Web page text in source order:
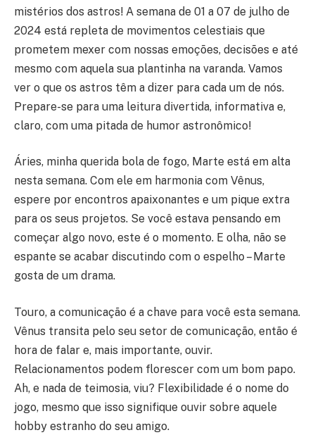
mistérios dos astros! A semana de 01 a 07 de julho de
2024 está repleta de movimentos celestiais que
prometem mexer com nossas emoções, decisões e até
mesmo com aquela sua plantinha na varanda. Vamos
ver o que os astros têm a dizer para cada um de nós.
Prepare-se para uma leitura divertida, informativa e,
claro, com uma pitada de humor astronômico!
Áries, minha querida bola de fogo, Marte está em alta
nesta semana. Com ele em harmonia com Vênus,
espere por encontros apaixonantes e um pique extra
para os seus projetos. Se você estava pensando em
começar algo novo, este é o momento. E olha, não se
espante se acabar discutindo com o espelho – Marte
gosta de um drama.
Touro, a comunicação é a chave para você esta semana.
Vênus transita pelo seu setor de comunicação, então é
hora de falar e, mais importante, ouvir.
Relacionamentos podem florescer com um bom papo.
Ah, e nada de teimosia, viu? Flexibilidade é o nome do
jogo, mesmo que isso signifique ouvir sobre aquele
hobby estranho do seu amigo.